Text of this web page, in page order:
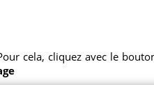
cela, cliquez avec le